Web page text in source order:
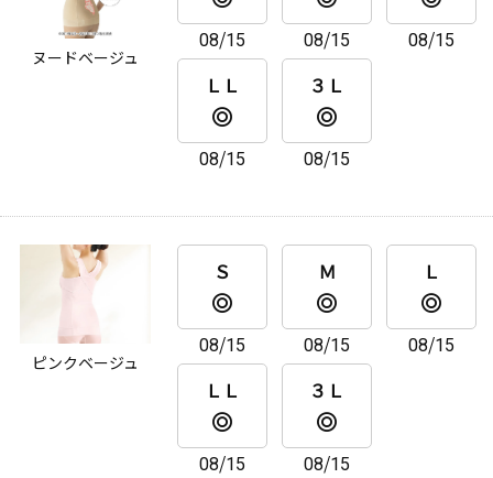
ヌードベージュ
08/15 08/15
08/15
ＬＬ
08/15
３Ｌ
08/15
ピンクベージュ
Ｓ
08/15
Ｍ
08/15
Ｌ
08/15
ＬＬ
08/15
３Ｌ
08/15